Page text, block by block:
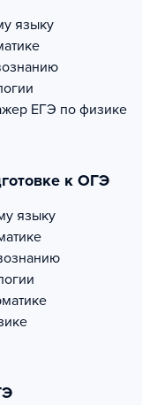
языку
ЕГЭ по физике
к ОГЭ
языку